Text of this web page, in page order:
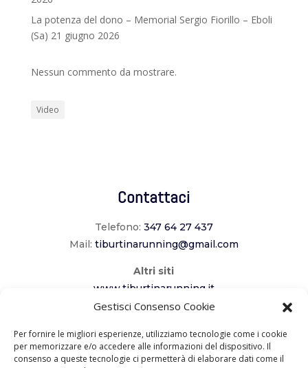
Gestisci Consenso Cookie
Per fornire le migliori esperienze, utilizziamo tecnologie come i cookie
per memorizzare e/o accedere alle informazioni del dispositivo. Il
consenso a queste tecnologie ci permetterà di elaborare dati come il
La potenza del dono – Memorial Sergio Fiorillo – Eboli
(Sa) 21 giugno 2026
Nessun commento da mostrare.
Video
Contattaci
Telefono: 347 64 27 437
Mail: tiburtinarunning@gmail.com
Altri siti
www.tiburtinarunning.it
www.corriladuecomuni.it